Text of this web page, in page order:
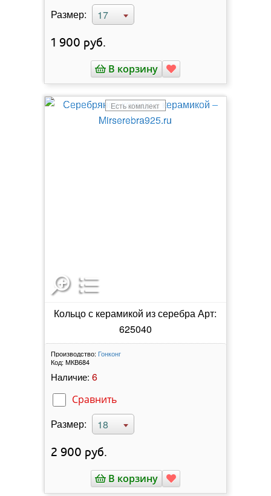
Размер: 17
1 900 руб.
В корзину
Есть комплект
Кольцо с керамикой из серебра Арт:
625040
Производство: Гонконг
Код: МКВ684
Наличие: 6
Сравнить
Размер: 18
2 900 руб.
В корзину